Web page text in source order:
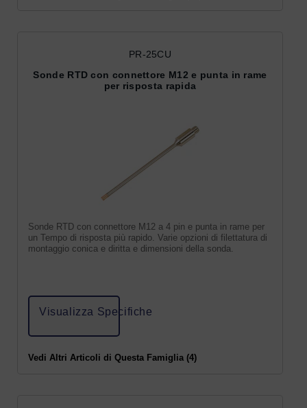
PR-25CU
Sonde RTD con connettore M12 e punta in rame
per risposta rapida
Sonde RTD con connettore M12 a 4 pin e punta in rame per
un Tempo di risposta più rapido. Varie opzioni di filettatura di
montaggio conica e diritta e dimensioni della sonda.
Visualizza Specifiche
Vedi Altri Articoli di Questa Famiglia (4)